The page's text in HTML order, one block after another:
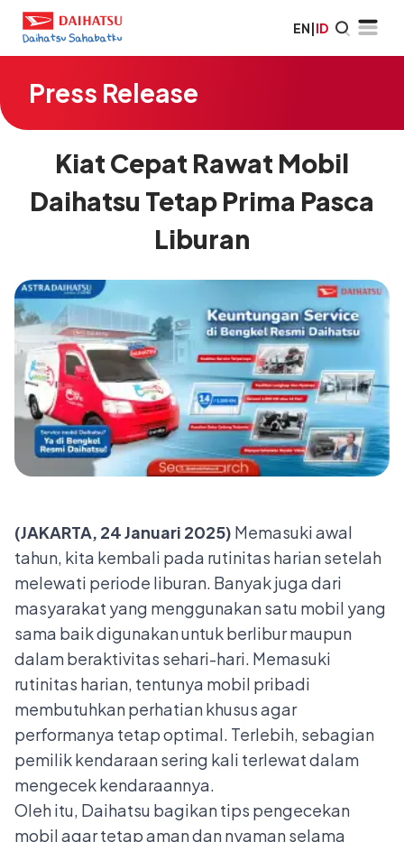
EN|ID
Press Release
Kiat Cepat Rawat Mobil
Daihatsu Tetap Prima Pasca
Liburan
(JAKARTA, 24 Januari 2025) Memasuki awal
tahun, kita kembali pada rutinitas harian setelah
melewati periode liburan. Banyak juga dari
masyarakat yang menggunakan satu mobil yang
sama baik digunakan untuk berlibur maupun
dalam beraktivitas sehari-hari. Memasuki
rutinitas harian, tentunya mobil pribadi
membutuhkan perhatian khusus agar
performanya tetap optimal. Terlebih, sebagian
pemilik kendaraan sering kali terlewat dalam
mengecek kendaraannya.
Oleh itu, Daihatsu bagikan tips pengecekan
mobil agar tetap aman dan nyaman selama